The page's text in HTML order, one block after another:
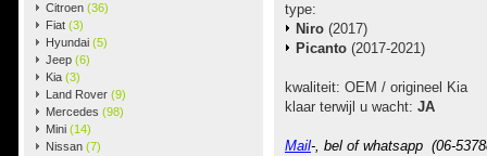
Citroen (36)
Fiat (3)
Hyundai (5)
Jeep (6)
Kia (3)
Land Rover (9)
Mercedes (98)
Mini (14)
Nissan (7)
type:
Niro (2017)
Picanto (2017-2021)
kwaliteit: OEM / origineel Kia
klaar terwijl u wacht: JA
Mail-, bel of whatsapp (06-